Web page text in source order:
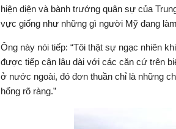
hiện diện và bành trướng quân sự của
vực giống như những gì người Mỹ đang
Ông này nói tiếp: “Tôi thật sự ngạc nhiên
được tiếp cận lâu dài với các căn cứ trên
ở nước ngoài, đó đơn thuần chỉ là những
hổng rõ ràng.”